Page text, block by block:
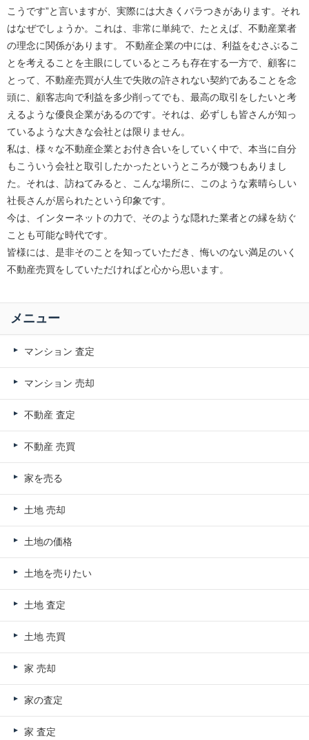
こうです”と言いますが、実際には大きくバラつきがあります。それ
はなぜでしょうか。これは、非常に単純で、たとえば、不動産業者
の理念に関係があります。 不動産企業の中には、利益をむさぶるこ
とを考えることを主眼にしているところも存在する一方で、顧客に
とって、不動産売買が人生で失敗の許されない契約であることを念
頭に、顧客志向で利益を多少削ってでも、最高の取引をしたいと考
えるような優良企業があるのです。それは、必ずしも皆さんが知っ
ているような大きな会社とは限りません。
私は、様々な不動産企業とお付き合いをしていく中で、本当に自分
もこういう会社と取引したかったというところが幾つもありまし
た。それは、訪ねてみると、こんな場所に、このような素晴らしい
社長さんが居られたという印象です。
今は、インターネットの力で、そのような隠れた業者との縁を紡ぐ
ことも可能な時代です。
皆様には、是非そのことを知っていただき、悔いのない満足のいく
不動産売買をしていただければと心から思います。
メニュー
マンション 査定
マンション 売却
不動産 査定
不動産 売買
家を売る
土地 売却
土地の価格
土地を売りたい
土地 査定
土地 売買
家 売却
家の査定
家 査定